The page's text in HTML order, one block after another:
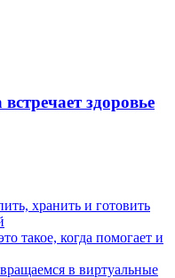
здоровье
хранить и готовить
такое, когда помогает и
в виртуальные